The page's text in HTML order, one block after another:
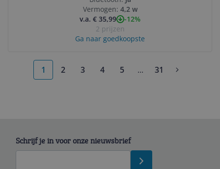
Vermogen: 4,2 w
v.a. € 35,99
-12%
2 prijzen
Ga naar goedkoopste
1 2 3 4 5 ...More pages
31
Schrijf je in voor onze nieuwsbrief